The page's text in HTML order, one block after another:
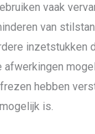
vaak
van
inzetstukken
hebben
is.